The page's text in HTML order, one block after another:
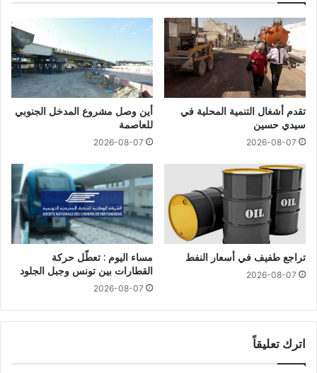
تقدم أشغال التنمية المحلية في
سيدي حسين
2026-08-07
أين وصل مشروع المدخل الجنوبي
للعاصمة
2026-08-07
تراجع طفيف في أسعار النفط
2026-08-07
مساء اليوم : تعطّل حركة
القطارات بين تونس وجبل الجلود
2026-08-07
اترك تعليقاً